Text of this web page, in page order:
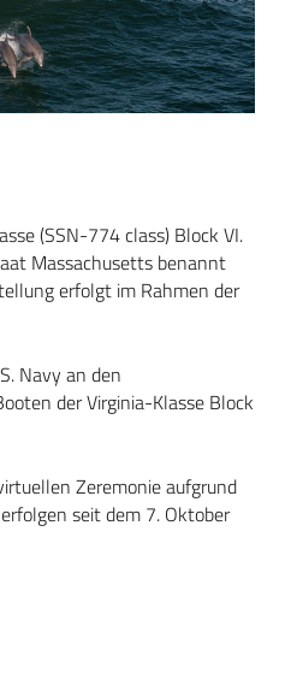
(SSN-774 class) Block VI.
Massachusetts benannt
erfolgt im Rahmen der
Navy an den
der Virginia-Klasse Block
Zeremonie aufgrund
seit dem 7. Oktober